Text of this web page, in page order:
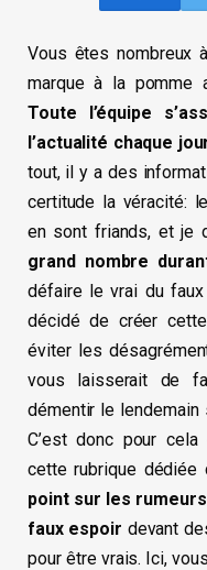
Vous êtes nombreux
marque à la pomme
Toute l’équipe
l’actualité chaque
tout, il y a des
certitude la véracité:
en sont friands, et je
grand nombre
défaire le vrai du
décidé de créer
éviter les
vous laisserait de
démentir le lendemain
C’est donc pour
cette rubrique dédiée
point sur les
faux espoir devant
pour être vrais. Ici,